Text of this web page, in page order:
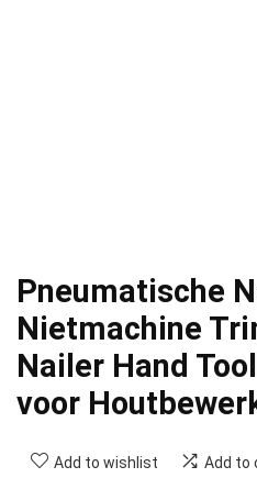
Pneumatische
Nietmachine
Nailer Hand
voor
Add to wishlist Add to